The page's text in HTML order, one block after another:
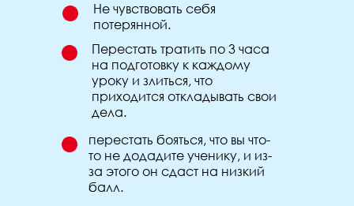
Не чувствовать себя
потерянной.
Перестать тратить по 3 часа
на подготовку к каждому
уроку и злиться, что
приходится откладывать свои
дела.
перестать бояться, что вы что-
то не додадите ученику, и из-
за этого он сдаст на низкий
балл.